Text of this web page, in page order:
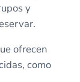
y
ofrecen
como